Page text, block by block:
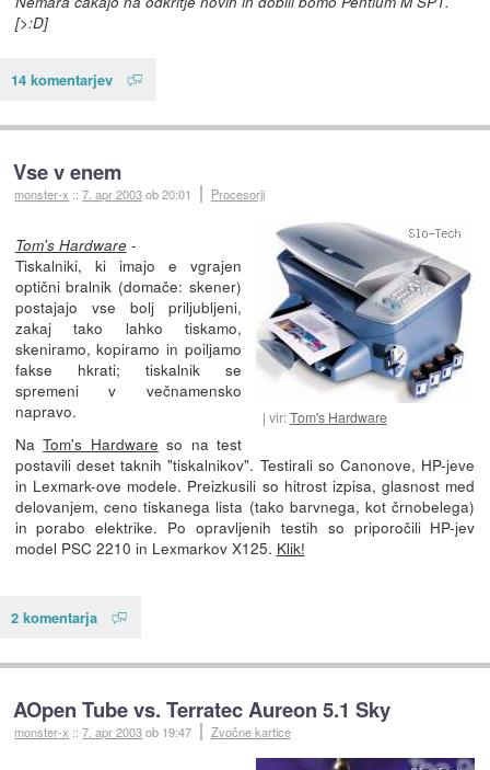
[>:D]
14 komentarjev
Vse v enem
monster-x ::7. apr 2003ob 20:01 Procesorji
vir:Tom's Hardware
Tom's Hardware-
Tiskalniki, ki imajo e vgrajen
optični bralnik (domače: skener)
postajajo vse bolj priljubljeni,
zakaj tako lahko tiskamo,
skeniramo, kopiramo in poiljamo
fakse hkrati; tiskalnik se
spremeni v večnamensko
napravo.
NaTom's Hardware so na test
postavili deset taknih "tiskalnikov". Testirali so Canonove, HP-jeve
in Lexmark-ove modele. Preizkusili so hitrost izpisa, glasnost med
delovanjem, ceno tiskanega lista (tako barvnega, kot črnobelega)
in porabo elektrike. Po opravljenih testih so priporočili HP-jev
model PSC 2210 in Lexmarkov X125. Klik!
2 komentarja
AOpen Tube vs. Terratec Aureon 5.1 Sky
monster-x ::7. apr 2003ob 19:47 Zvočne kartice